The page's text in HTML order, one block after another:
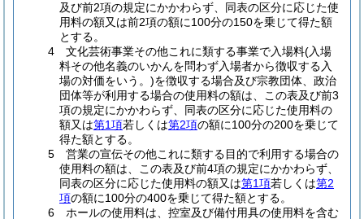
及び前2項の規定にかかわらず、同表の区分に応じた使
用料の額又は前2項の額に100分の150を乗じて得た額
とする。
4 文化芸術事業その他これに類する事業で入場料(入場
料その他名義のいかんを問わず入場者から徴収する入
場の対価をいう。)を徴収する場合及び宗教団体、政治
団体等が利用する場合の使用料の額は、この表及び前3
項の規定にかかわらず、同表の区分に応じた使用料の
額又は第1項若しくは第2項の額に100分の200を乗じて
得た額とする。
5 営業の宣伝その他これに類する目的で利用する場合の
使用料の額は、この表及び前4項の規定にかかわらず、
同表の区分に応じた使用料の額又は第1項若しくは第2
項の額に100分の400を乗じて得た額とする。
6 ホールの使用料は、控室及び備付用具の使用料を含む